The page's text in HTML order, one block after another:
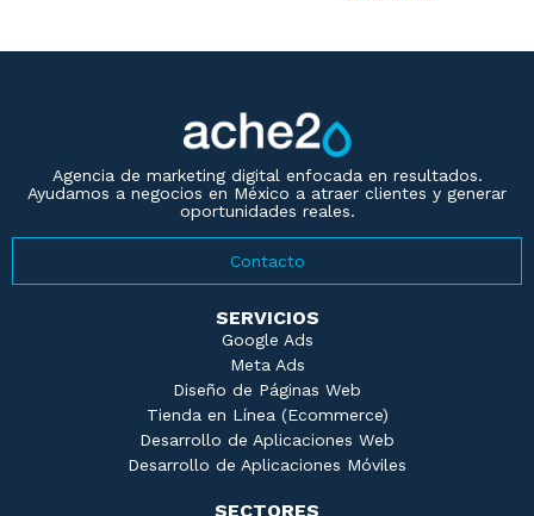
ache2o
Agencia de Marketing Digital en México — Web, Publicidad y Leads Reales
Agencia de marketing digital enfocada en resultados.
Ayudamos a negocios en México a atraer clientes y generar
oportunidades reales.
Contacto
SERVICIOS
Google Ads
Meta Ads
Diseño de Páginas Web
Tienda en Línea (Ecommerce)
Desarrollo de Aplicaciones Web
Desarrollo de Aplicaciones Móviles
SECTORES